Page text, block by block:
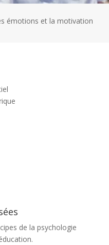
émotions et la motivation
de la psychologie